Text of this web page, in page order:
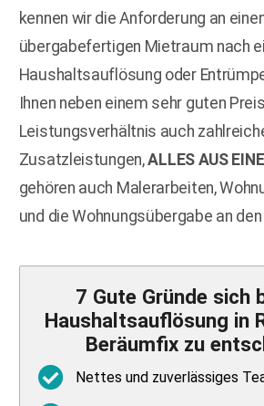
kennen wir die Anforderung an
übergabefertigen Mietraum nach
Haushaltsauflösung oder
Ihnen neben einem sehr guten
Leistungsverhältnis auch
Zusatzleistungen,ALLES AUS
gehören auch Malerarbeiten,
und die Wohnungsübergabe an
7 Gute Gründe sich
Haushaltsauflösung in
Beräumfix zu
Nettes und zuverlässiges